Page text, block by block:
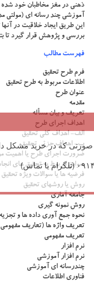
ذهنی در مغز مخاطبان خود
آموزشی چند رسانه ای (مولتی
بررسی و پژوهش قرار گیرد تا
فهرست مطالب
فرم طرح تحقیق
اطلاعات مربوط به طرح تحقیق
عنوان طرح
مقدمه
تعریف و بیان مسأله
اهداف اجرای طرح
الف- اهداف کلی تحقیق
ب- اهداف جزئی تحقیق
ضرورت اجرای طرح یا اهمیت
سوابق مربوط به تحقیق های
فرضیه ها یا سوالات ویژه تحقیق
روش یا روشهای تحقیق
جامعه آماری
روش نمونه گیری
نحوه جمع آوری داده ها و
تعریف واژه ها (تعاریف مفهومی
تعریف مفهومی
نرم افزار
نرم افزار آموزشی
چندرسانه ای آموزشی
فناوری اطلاعات
که در خرید مشکل